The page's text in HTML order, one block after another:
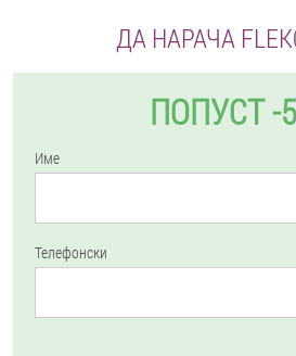
ДА НАРАЧА
ПОПУСТ -
Име
Телефонски